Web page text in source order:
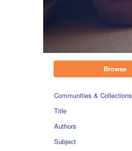
Browse
Communities & Collections
Title
Authors
Subject